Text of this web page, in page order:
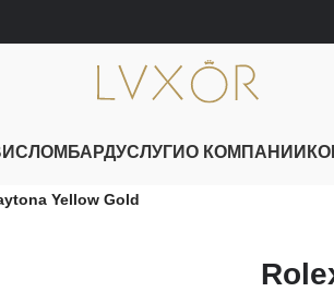
ЛОМБАРДУСЛУГИО КОМПАНИИ
Yellow Gold